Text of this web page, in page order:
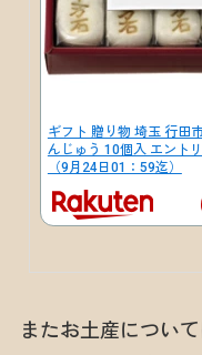
ギフト 贈り物 埼玉 行田
んじゅう 10個入 エント
（9月24日01：59迄）
またお土産につい